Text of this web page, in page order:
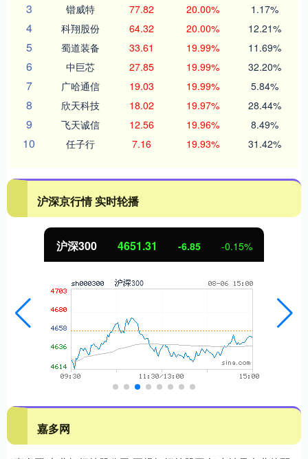
3 锴威特 77.82 20.00% 1.17%
4 科翔股份 64.32 20.00% 12.21%
5 蜀道装备 33.61 19.99% 11.69%
6 中巨芯 27.85 19.99% 32.20%
7 广哈通信 19.03 19.99% 5.84%
8 欣天科技 18.02 19.97% 28.44%
9 飞天诚信 12.56 19.96% 8.49%
10 任子行 7.16 19.93% 31.42%
沪深京行情 实时轮播
沪深300 4651.31 -6.85 -0.15%
嘉多网